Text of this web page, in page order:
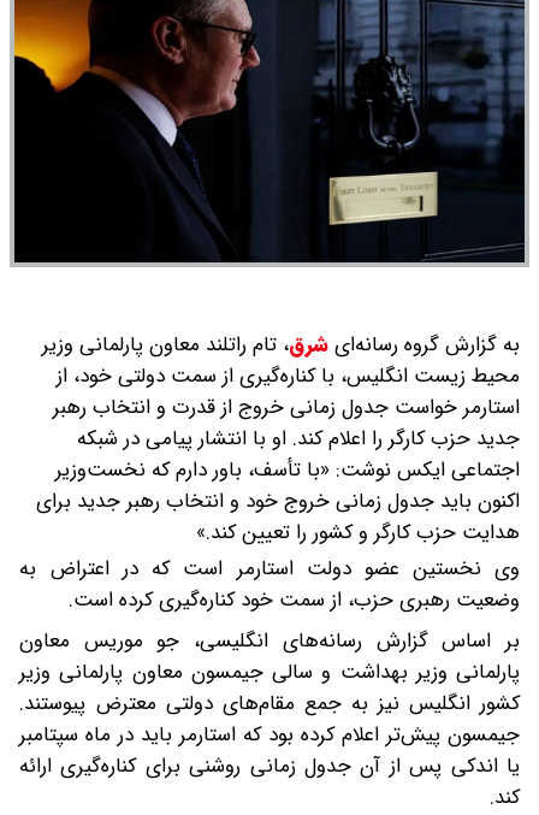
به گزارش گروه رسانه‌ایشرق، تام راتلند معاون پارلمانی وزیر
محیط زیست انگلیس، با کناره‌گیری از سمت دولتی خود، از
استارمر خواست جدول زمانی خروج از قدرت و انتخاب رهبر
جدید حزب کارگر را اعلام کند. او با انتشار پیامی در شبکه
اجتماعی ایکس نوشت: «با تأسف، باور دارم که نخست‌وزیر
اکنون باید جدول زمانی خروج خود و انتخاب رهبر جدید برای
هدایت حزب کارگر و کشور را تعیین کند.»
وی نخستین عضو دولت استارمر است که در اعتراض به
وضعیت رهبری حزب، از سمت خود کناره‌گیری کرده است.
بر اساس گزارش رسانه‌های انگلیسی، جو موریس معاون
پارلمانی وزیر بهداشت و سالی جیمسون معاون پارلمانی وزیر
کشور انگلیس نیز به جمع مقام‌های دولتی معترض پیوستند.
جیمسون پیش‌تر اعلام کرده بود که استارمر باید در ماه سپتامبر
یا اندکی پس از آن جدول زمانی روشنی برای کناره‌گیری ارائه
کند.